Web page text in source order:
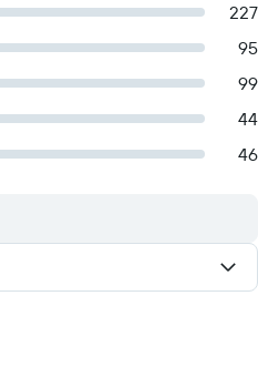
227
95
99
44
46